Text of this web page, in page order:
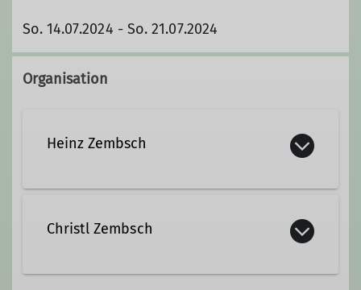
So. 14.07.2024 - So. 21.07.2024
Organisation
Heinz Zembsch
Qualifikationen
Christl Zembsch